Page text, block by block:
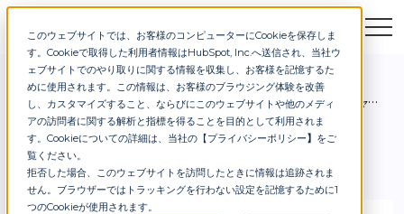
このウェブサイトでは、お客様のコンピューターにCookieを保存しま
す。Cookieで取得した利用者情報はHubSpot, Inc.へ送信され、当社ウ
ェブサイトでのやり取りに関する情報を収集し、お客様を記憶するた
めに使用されます。この情報は、お客様のブラウジング体験を改善
し、カスタマイズすること、ならびにこのウェブサイトや他のメディ
アの訪問者に関する解析と指標を得ることを目的として利用されま
す。Cookieについての詳細は、当社の【プライバシーポリシー】 をご
覧ください。
拒否した場合、このウェブサイトを訪問したときに情報は追跡されま
せん。ブラウザーではトラッキングを行わない設定を記憶するために1
つのCookieが使用されます。
お問合せ セミナー 資料DL
お知らせ DX推進支援のSTANDARD、 株式会社クロスキャットと共同WEBセミナー開催。 【6月13日（火）15:00~16:00】